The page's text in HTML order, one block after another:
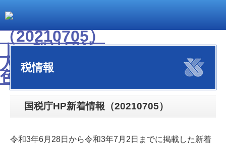
税情報
国税庁HP新着情報（20210705）
令和3年6月28日から令和3年7月2日までに掲載した新着